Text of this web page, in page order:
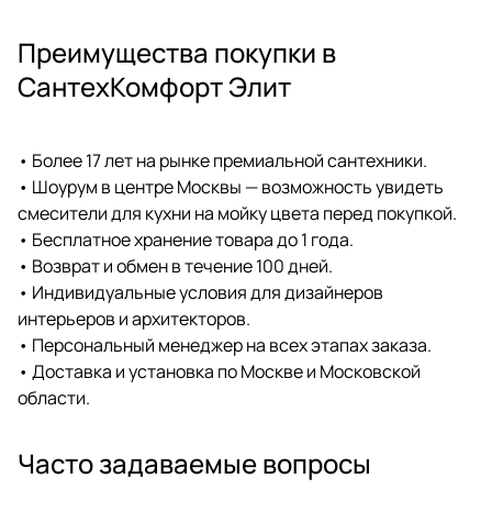
Преимущества покупки в
СантехКомфорт Элит
• Более 17 лет на рынке премиальной сантехники.
• Шоурум в центре Москвы — возможность увидеть
смесители для кухни на мойку цвета перед покупкой.
• Бесплатное хранение товара до 1 года.
• Возврат и обмен в течение 100 дней.
• Индивидуальные условия для дизайнеров
интерьеров и архитекторов.
• Персональный менеджер на всех этапах заказа.
• Доставка и установка по Москве и Московской
области.
Часто задаваемые вопросы